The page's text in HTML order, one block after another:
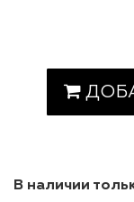
В наличии